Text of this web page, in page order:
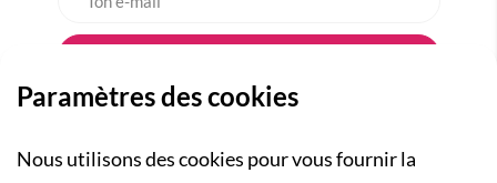
Paramètres des cookies
Nous utilisons des cookies pour vous fournir la